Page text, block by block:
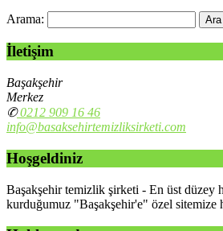
Arama:
İletişim
Başakşehir
Merkez
✆0212 909 16 46
info@basaksehirtemizliksirketi.com
Hoşgeldiniz
Başakşehir temizlik şirketi - En üst düzey
kurduğumuz "Başakşehir'e" özel sitemize